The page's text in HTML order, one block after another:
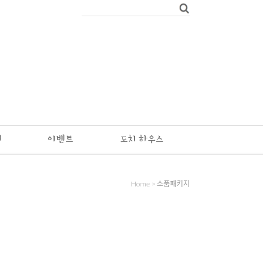
이벤트 도치 하우스
Home > 소품패키지